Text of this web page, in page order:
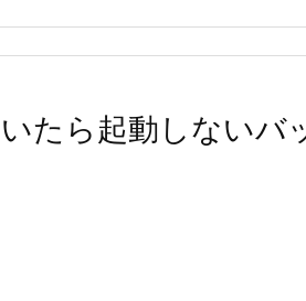
たら起動しないバ